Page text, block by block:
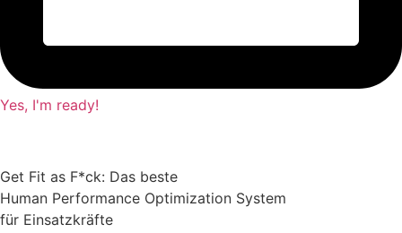
Yes, I'm ready!
Get Fit as F*ck: Das beste
Human Performance Optimization System
für Einsatzkräfte